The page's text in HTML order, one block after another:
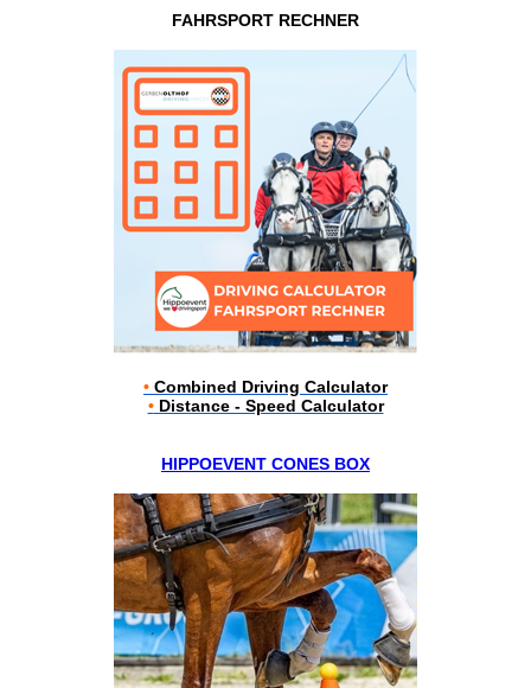
FAHRSPORT RECHNER
• Combined Driving Calculator
•Distance - Speed Calculator
HIPPOEVENT CONES BOX